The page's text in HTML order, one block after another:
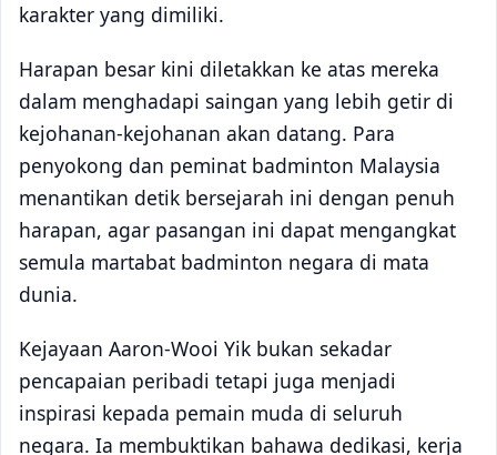
karakter yang dimiliki.
Harapan besar kini diletakkan ke atas mereka
dalam menghadapi saingan yang lebih getir di
kejohanan-kejohanan akan datang. Para
penyokong dan peminat badminton Malaysia
menantikan detik bersejarah ini dengan penuh
harapan, agar pasangan ini dapat mengangkat
semula martabat badminton negara di mata
dunia.
Kejayaan Aaron-Wooi Yik bukan sekadar
pencapaian peribadi tetapi juga menjadi
inspirasi kepada pemain muda di seluruh
negara. Ia membuktikan bahawa dedikasi, kerja